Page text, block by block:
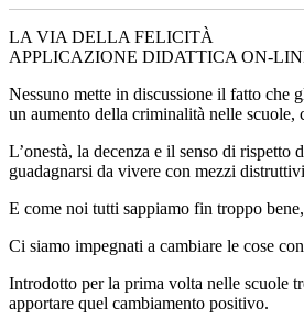
YOU ARE HERE
LA VIA DELLA FELICITÀ
APPLICAZIONE DIDATTICA ON-
Nessuno mette in discussione il fatto che
un aumento della criminalità nelle scuole,
L’onestà, la decenza e il senso di
guadagnarsi da vivere con mezzi
E come noi tutti sappiamo fin troppo
Ci siamo impegnati a cambiare le cose con
Introdotto per la prima volta nelle scuole
apportare quel cambiamento positivo.